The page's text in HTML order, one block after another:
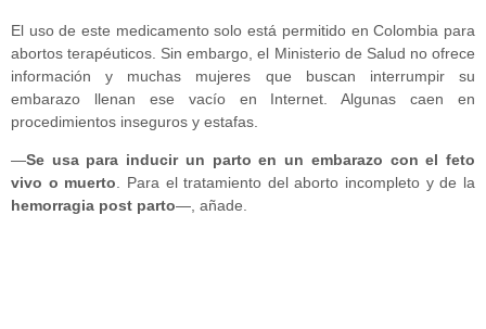
El uso de este medicamento solo está permitido en Colombia para
abortos terapéuticos. Sin embargo, el Ministerio de Salud no ofrece
información y muchas mujeres que buscan interrumpir su
embarazo llenan ese vacío en Internet. Algunas caen en
procedimientos inseguros y estafas.
—Se usa para inducir un parto en un embarazo con el feto
vivo o muerto . Para el tratamiento del aborto incompleto y de la
hemorragia post parto—, añade.